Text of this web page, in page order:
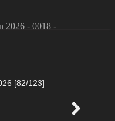
2026 - 0018 -
[82/123]
